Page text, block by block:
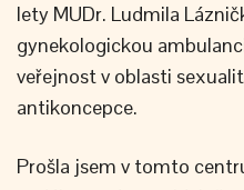
lety MUDr. Ludmila
gynekologickou
veřejnost v oblasti
antikoncepce.
Prošla jsem v tomto